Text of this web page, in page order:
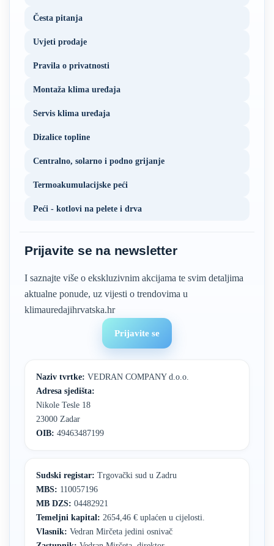
Česta pitanja
Uvjeti prodaje
Pravila o privatnosti
Montaža klima uređaja
Servis klima uređaja
Dizalice topline
Centralno, solarno i podno grijanje
Termoakumulacijske peći
Peći - kotlovi na pelete i drva
Prijavite se na newsletter
I saznajte više o ekskluzivnim akcijama te svim detaljima
aktualne ponude, uz vijesti o trendovima u
klimauredajihrvatska.hr
Prijavite se
Naziv tvrtke: VEDRAN COMPANY d.o.o.
Adresa sjedišta:
Nikole Tesle 18
23000 Zadar
OIB: 49463487199
Sudski registar: Trgovački sud u Zadru
MBS: 110057196
MB DZS: 04482921
Temeljni kapital: 2654,46 € uplaćen u cijelosti.
Vlasnik: Vedran Mirčeta jedini osnivač